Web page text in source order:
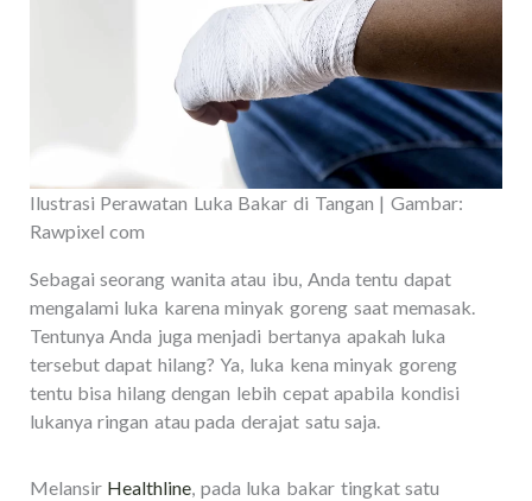
Ilustrasi Perawatan Luka Bakar di Tangan | Gambar:
Rawpixel com
Sebagai seorang wanita atau ibu, Anda tentu dapat
mengalami luka karena minyak goreng saat memasak.
Tentunya Anda juga menjadi bertanya apakah luka
tersebut dapat hilang? Ya, luka kena minyak goreng
tentu bisa hilang dengan lebih cepat apabila kondisi
lukanya ringan atau pada derajat satu saja.
Melansir Healthline, pada luka bakar tingkat satu